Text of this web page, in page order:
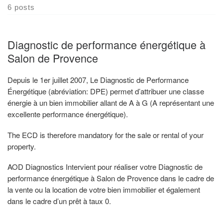
6 posts
Diagnostic de performance énergétique à
Salon de Provence
Depuis le 1er juillet 2007, Le Diagnostic de Performance
Énergétique (abréviation: DPE) permet d’attribuer une classe
énergie à un bien immobilier allant de A à G (A représentant une
excellente performance énergétique).
The ECD is therefore mandatory for the sale or rental of your
property.
AOD Diagnostics Intervient pour réaliser votre Diagnostic de
performance énergétique à Salon de Provence dans le cadre de
la vente ou la location de votre bien immobilier et également
dans le cadre d’un prêt à taux 0.